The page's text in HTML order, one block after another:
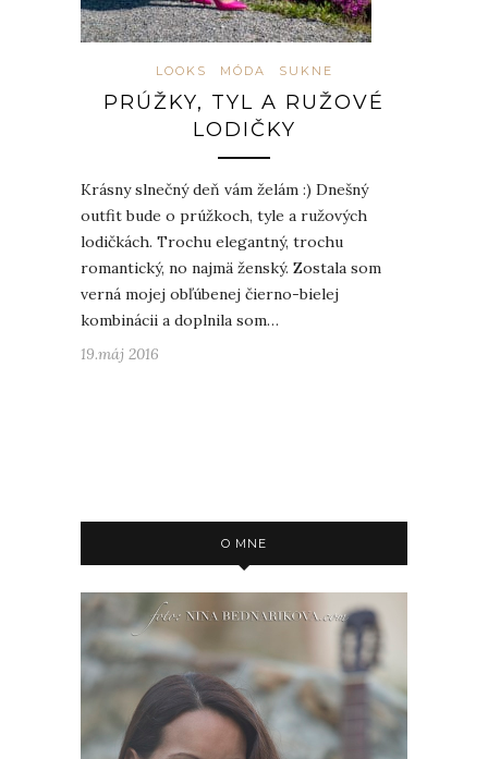
LOOKS MÓDA SUKNE
PRÚŽKY, TYL A RUŽOVÉ
LODIČKY
Krásny slnečný deň vám želám :) Dnešný
outfit bude o prúžkoch, tyle a ružových
lodičkách. Trochu elegantný, trochu
romantický, no najmä ženský. Zostala som
verná mojej obľúbenej čierno-bielej
kombinácii a doplnila som…
19.máj 2016
O MNE